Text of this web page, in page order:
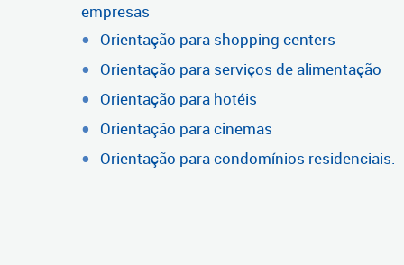
empresas
Orientação para shopping centers
Orientação para serviços de alimentação
Orientação para hotéis
Orientação para cinemas
Orientação para condomínios residenciais.